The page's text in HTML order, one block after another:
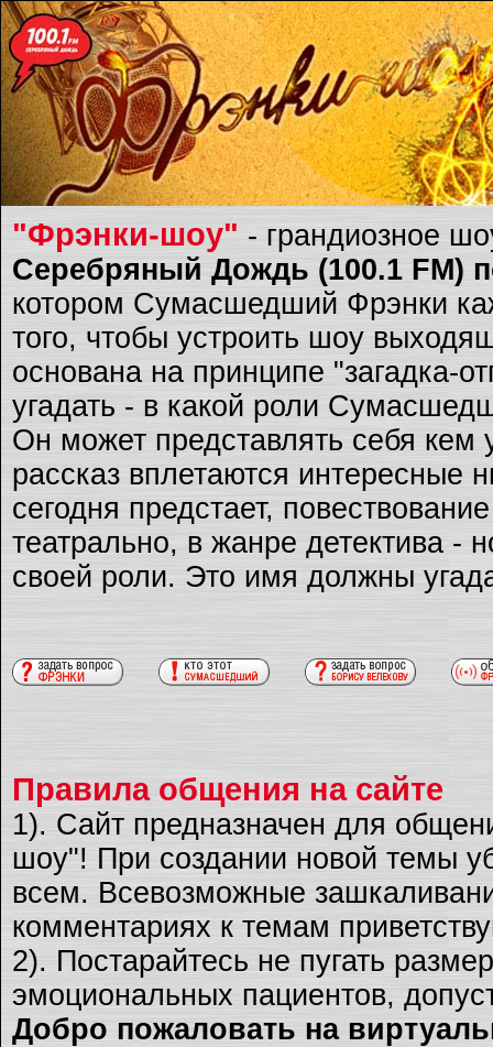
"Фрэнки-шоу" - грандиозное
Серебряный Дождь (100.1 FM)
котором Сумасшедший Фрэнки
того, чтобы устроить шоу
основана на принципе "загадка-
угадать - в какой роли
Он может представлять себя
рассказ вплетаются интересные
сегодня предстает,
театрально, в жанре детектива -
своей роли. Это имя должны
Правила общения на сайте
1). Сайт предназначен для
шоу"! При создании новой темы
всем. Всевозможные
комментариях к темам
2). Постарайтесь не пугать
эмоциональных пациентов,
Добро пожаловать на